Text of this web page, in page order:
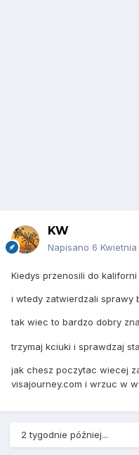
KW
Napisano 6
Kiedys przenosili do
i wtedy zatwierdzali sprawy
tak wiec to bardzo dobry
trzymaj kciuki i sprawdzaj
jak chesz poczytac wiecej
visajourney.com i wrzuc w
2 tygodnie później...